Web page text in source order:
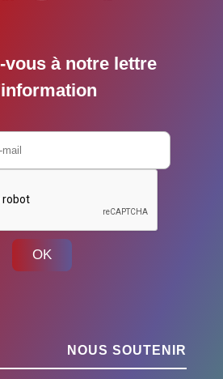
vous à notre lettre
OK
NOUS SOUTENIR